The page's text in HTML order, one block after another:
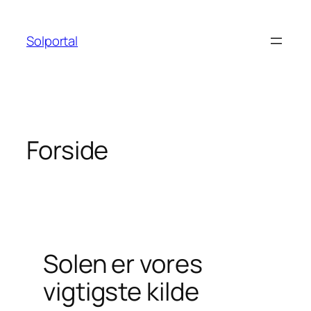
indhold
Solportal
Forside
Solen er vores
vigtigste kilde